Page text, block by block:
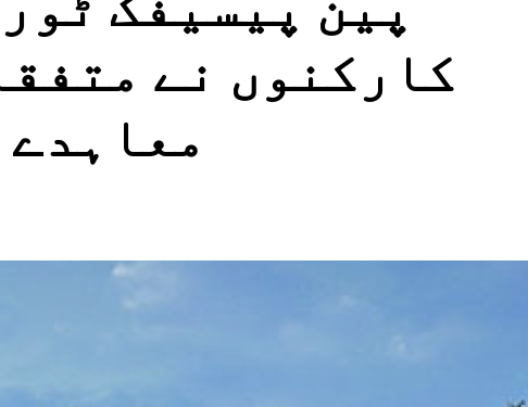
کارکنوں نے